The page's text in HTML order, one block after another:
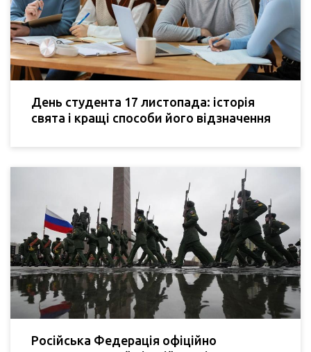
День студента 17 листопада: історія
свята і кращі способи його відзначення
Російська Федерація офіційно